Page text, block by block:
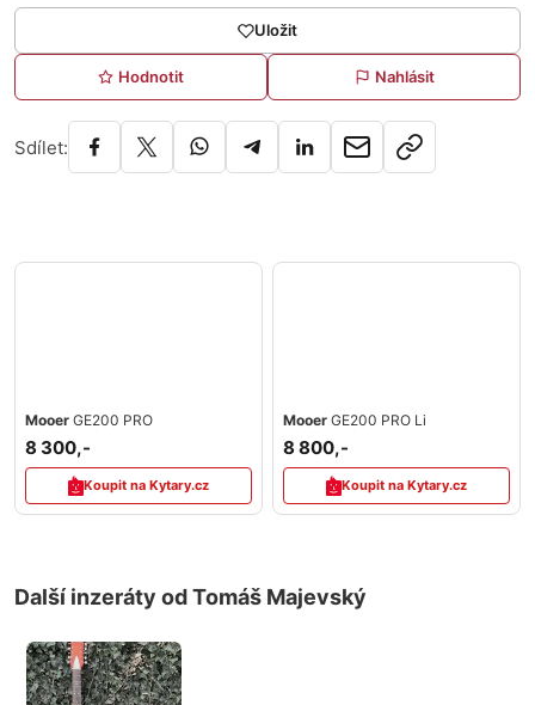
Uložit
Hodnotit Nahlásit
Sdílet:
Mooer GE200 PRO
8 300,-
Koupit na Kytary.cz
Mooer GE200 PRO Li
8 800,-
Koupit na Kytary.cz
Další inzeráty od Tomáš Majevský